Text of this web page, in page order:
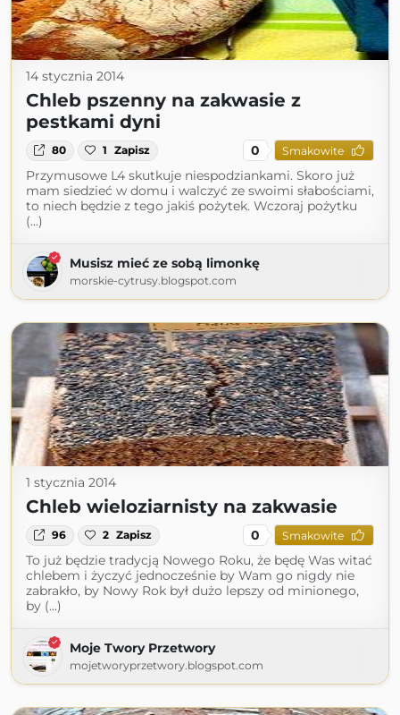
14 stycznia 2014
Chleb pszenny na zakwasie z
pestkami dyni
80 1 Zapisz 0 Smakowite
Przymusowe L4 skutkuje niespodziankami. Skoro już
mam siedzieć w domu i walczyć ze swoimi słabościami,
to niech będzie z tego jakiś pożytek. Wczoraj pożytku
(...)
Musisz mieć ze sobą limonkę
morskie-cytrusy.blogspot.com
1 stycznia 2014
Chleb wieloziarnisty na zakwasie
96 2 Zapisz 0 Smakowite
To już będzie tradycją Nowego Roku, że będę Was witać
chlebem i życzyć jednocześnie by Wam go nigdy nie
zabrakło, by Nowy Rok był dużo lepszy od minionego,
by (...)
Moje Twory Przetwory
mojetworyprzetwory.blogspot.com